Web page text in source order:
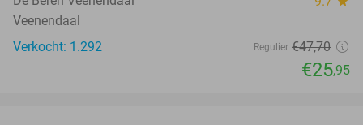
Veenendaal
Verkocht: 1.292
Regulier €47,70
€25,95